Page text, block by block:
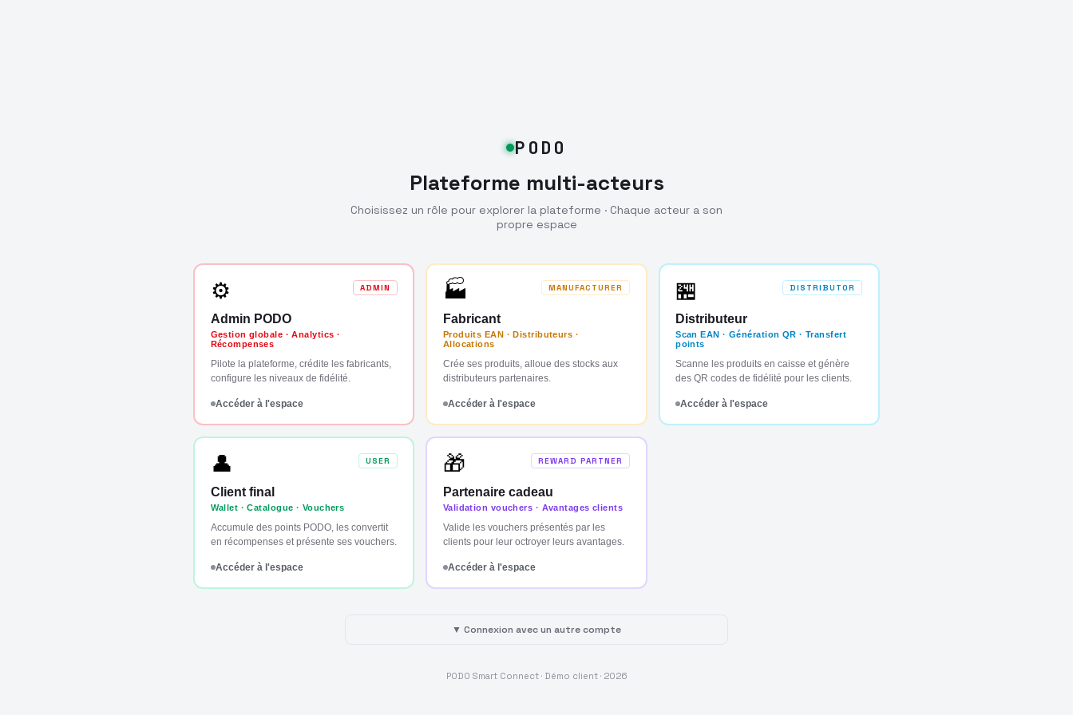
PODO
Plateforme multi-acteurs
Choisissez un rôle pour explorer la plateforme · Chaque acteur a son
propre espace
⚙ ADMIN
Admin PODO
Gestion globale · Analytics ·
Récompenses
Pilote la plateforme, crédite les fabricants,
configure les niveaux de fidélité.
Accéder à l'espace
🏭 MANUFACTURER
Fabricant
Produits EAN · Distributeurs ·
Allocations
Crée ses produits, alloue des stocks aux
distributeurs partenaires.
Accéder à l'espace
🏪 DISTRIBUTOR
Distributeur
Scan EAN · Génération QR · Transfert
points
Scanne les produits en caisse et génère
des QR codes de fidélité pour les clients.
Accéder à l'espace
👤 USER
Client final
Wallet · Catalogue · Vouchers
Accumule des points PODO, les convertit
en récompenses et présente ses vouchers.
Accéder à l'espace
🎁 REWARD PARTNER
Partenaire cadeau
Validation vouchers · Avantages clients
Valide les vouchers présentés par les
clients pour leur octroyer leurs avantages.
Accéder à l'espace
▼ Connexion avec un autre compte
PODO Smart Connect · Démo client · 2026